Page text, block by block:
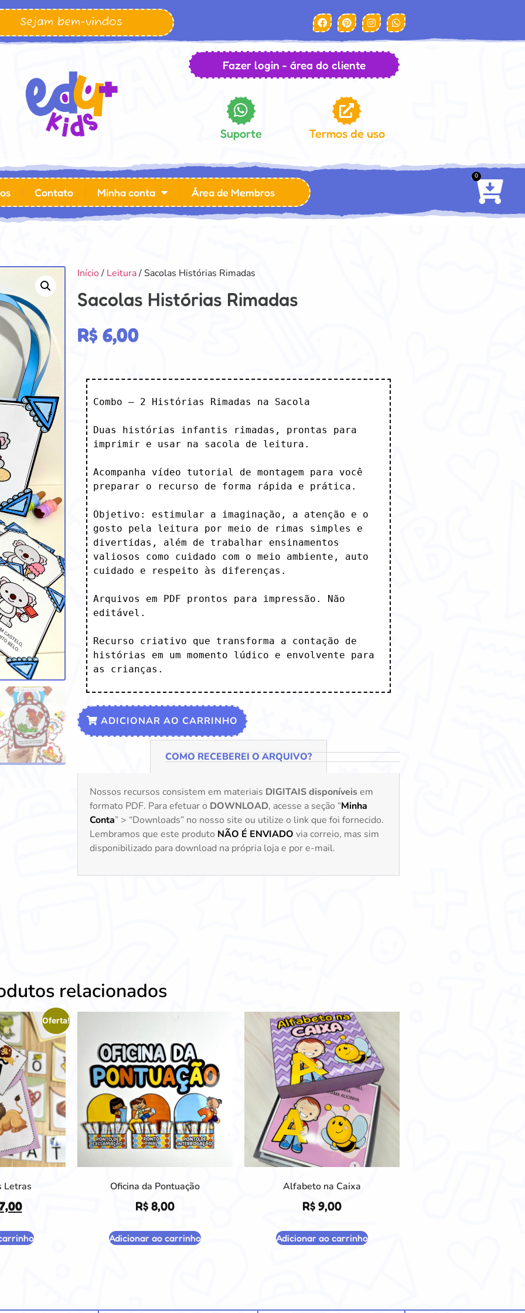
Sejam bem-vindos
Fazer login - área do cliente
Suporte Termos de uso
Contato Minha conta Área de Membros
0
Início/ Leitura/ Sacolas Histórias Rimadas
Sacolas Histórias Rimadas
R$ 6,00
Combo – 2 Histórias Rimadas na Sacola
Duas histórias infantis rimadas, prontas para
imprimir e usar na sacola de leitura.
Acompanha vídeo tutorial de montagem para você
preparar o recurso de forma rápida e prática.
Objetivo: estimular a imaginação, a atenção e o
gosto pela leitura por meio de rimas simples e
divertidas, além de trabalhar ensinamentos
valiosos como cuidado com o meio ambiente, auto
cuidado e respeito às diferenças.
Arquivos em PDF prontos para impressão. Não
editável.
Recurso criativo que transforma a contação de
histórias em um momento lúdico e envolvente para
as crianças.
ADICIONAR AO CARRINHO
COMO RECEBEREI O ARQUIVO?
Nossos recursos consistem em materiais DIGITAIS disponíveisem
formato PDF. Para efetuar o DOWNLOAD, acesse a seção “Minha
Conta” > “Downloads” no nosso site ou utilize o link que foi fornecido.
Lembramos que este produto NÃO É ENVIADO via correio, mas sim
disponibilizado para download na própria loja e por e-mail.
relacionados
Oferta!
Letras Oficina da Pontuação
R$ 8,00
Adicionar ao carrinho
Alfabeto na Caixa
R$ 9,00
Adicionar ao carrinho